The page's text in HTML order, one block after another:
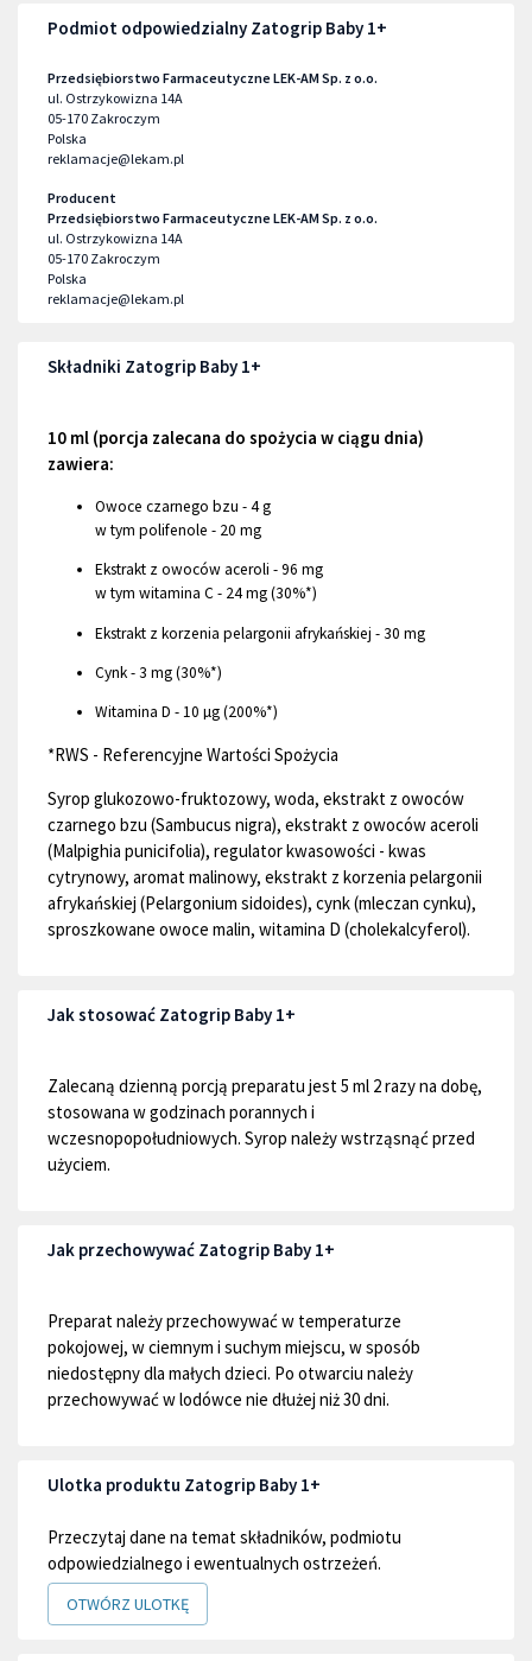
Podmiot odpowiedzialny Zatogrip Baby 1+
Przedsiębiorstwo Farmaceutyczne LEK-AM Sp. z o.o.
ul. Ostrzykowizna 14A
05-170 Zakroczym
Polska
reklamacje@lekam.pl
Producent
Przedsiębiorstwo Farmaceutyczne LEK-AM Sp. z o.o.
ul. Ostrzykowizna 14A
05-170 Zakroczym
Polska
reklamacje@lekam.pl
Składniki Zatogrip Baby 1+
10 ml (porcja zalecana do spożycia w ciągu dnia)
zawiera:
Owoce czarnego bzu - 4 g
w tym polifenole - 20 mg
Ekstrakt z owoców aceroli - 96 mg
w tym witamina C - 24 mg (30%*)
Ekstrakt z korzenia pelargonii afrykańskiej - 30 mg
Cynk - 3 mg (30%*)
Witamina D - 10 µg (200%*)
*RWS - Referencyjne Wartości Spożycia
Syrop glukozowo-fruktozowy, woda, ekstrakt z owoców
czarnego bzu (Sambucus nigra), ekstrakt z owoców aceroli
(Malpighia punicifolia), regulator kwasowości - kwas
cytrynowy, aromat malinowy, ekstrakt z korzenia pelargonii
afrykańskiej (Pelargonium sidoides), cynk (mleczan cynku),
sproszkowane owoce malin, witamina D (cholekalcyferol).
Jak stosować Zatogrip Baby 1+
Zalecaną dzienną porcją preparatu jest 5 ml 2 razy na dobę,
stosowana w godzinach porannych i
wczesnopopołudniowych. Syrop należy wstrząsnąć przed
użyciem.
Jak przechowywać Zatogrip Baby 1+
Preparat należy przechowywać w temperaturze
pokojowej, w ciemnym i suchym miejscu, w sposób
niedostępny dla małych dzieci. Po otwarciu należy
przechowywać w lodówce nie dłużej niż 30 dni.
Ulotka produktu Zatogrip Baby 1+
Przeczytaj dane na temat składników, podmiotu
odpowiedzialnego i ewentualnych ostrzeżeń.
OTWÓRZ ULOTKĘ